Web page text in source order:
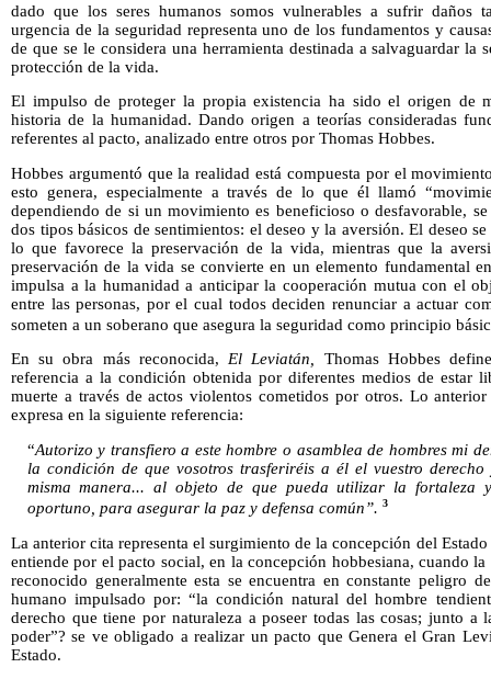
dado que los seres humanos somos vulnerables a sufrir daños
urgencia de la seguridad representa uno de los fundamentos y
de que se le considera una herramienta destinada a salvaguardar la
protección de la vida.
El impulso de proteger la propia existencia ha sido el origen de
historia de la humanidad. Dando origen a teorías consideradas
referentes al pacto, analizado entre otros por Thomas Hobbes.
Hobbes argumentó que la realidad está compuesta por el
esto genera, especialmente a través de lo que él llamó
dependiendo de si un movimiento es beneficioso o desfavorable, se
dos tipos básicos de sentimientos: el deseo y la aversión. El deseo
lo que favorece la preservación de la vida, mientras que la
preservación de la vida se convierte en un elemento fundamental
impulsa a la humanidad a anticipar la cooperación mutua con el
entre las personas, por el cual todos deciden renunciar a actuar
someten a un soberano que asegura la seguridad como principio
En su obra más reconocida,El Leviatán, Thomas Hobbes
referencia a la condición obtenida por diferentes medios de estar
muerte a través de actos violentos cometidos por otros. Lo
expresa en la siguiente referencia:
“Autorizo y transfiero a este hombre o asamblea de hombres mi
la condición de que vosotros trasferiréis a él el vuestro
misma manera... al objeto de que pueda utilizar la fortaleza
oportuno, para asegurar la paz y defensa común”. 3
La anterior cita representa el surgimiento de la concepción del
entiende por el pacto social, en la concepción hobbesiana, cuando
reconocido generalmente esta se encuentra en constante peligro
humano impulsado por: “la condición natural del hombre
derecho que tiene por naturaleza a poseer todas las cosas; junto a
poder”? se ve obligado a realizar un pacto que Genera el Gran
Estado.